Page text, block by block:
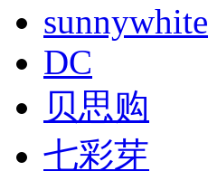
sunnywhite
DC
贝思购
七彩芽